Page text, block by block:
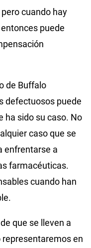
cuando hay
puede
de Buffalo
defectuosos puede
ha sido su caso. No
caso que se
enfrentarse a
farmacéuticas.
cuando han
que se lleven a
representaremos en